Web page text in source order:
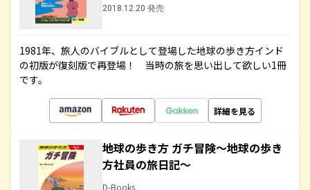
2018.12.20 発売
1981年、旅人のバイブルとして登場した地球の歩き方インド
の初版が復刻版で再登場！ 当時の旅を思い出して欲しい1冊
です。
詳細を見る
地球の歩き方 ガチ冒険～地球の歩き
方社員の旅日記～
D-Books